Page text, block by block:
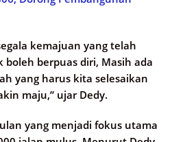
kemajuan yang telah
berpuas diri, Masih ada
yang harus kita selesaikan
maju,” ujar Dedy.
yang menjadi fokus utama